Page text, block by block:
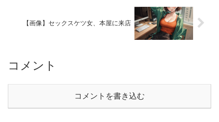
【画像】セックスケツ女、本屋に来店
コメント
コメントを書き込む